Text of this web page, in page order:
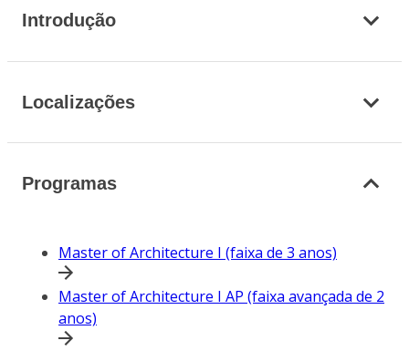
Introdução
Localizações
Programas
Master of Architecture I (faixa de 3 anos)
Master of Architecture I AP (faixa avançada de 2
anos)